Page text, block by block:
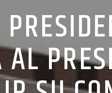
AL